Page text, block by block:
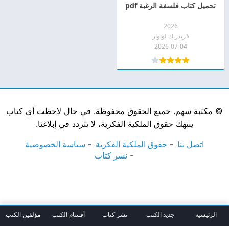
تحميل كتاب فلسفة الرغبة pdf
2026
فريدريك لونوار
2026-07-04
© مكتبة سهم. جميع الحقوق محفوظة. في حال لاحظت أي كتاب
ينتهك حقوق الملكية الفكرية، لا تتردد في إبلاغنا.
اتصل بنا حقوق الملكية الفكرية
سياسة الخصوصية
نشر كتاب
الرئيسية جديد الكتب نشر كتاب أقسام الكتب مؤلفين الكتب